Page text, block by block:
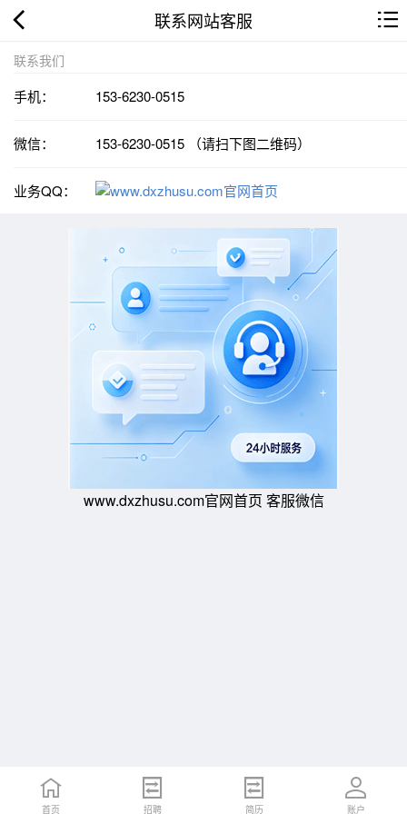
联系网站客服
联系我们
手机： 153-6230-0515
微信： 153-6230-0515 （请扫下图二维码）
业务QQ：
www.dxzhusu.com官网首页 客服微信
首页 招聘 简历 账户